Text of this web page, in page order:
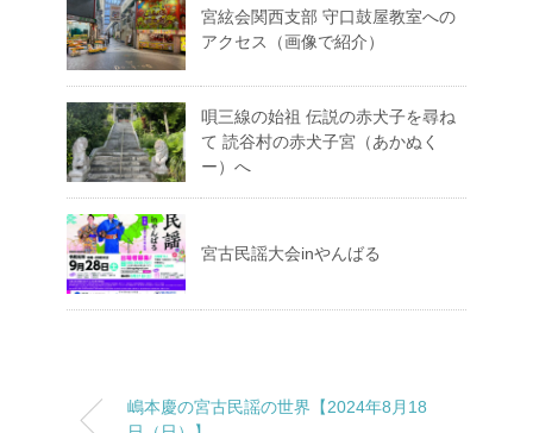
宮絃会関西支部 守口鼓屋教室への
アクセス（画像で紹介）
唄三線の始祖 伝説の赤犬子を尋ね
て 読谷村の赤犬子宮（あかぬく
ー）へ
宮古民謡大会inやんばる
嶋本慶の宮古民謡の世界【2024年8月18